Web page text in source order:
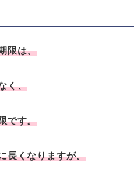
限は、
く、
です。
長くなりますが、